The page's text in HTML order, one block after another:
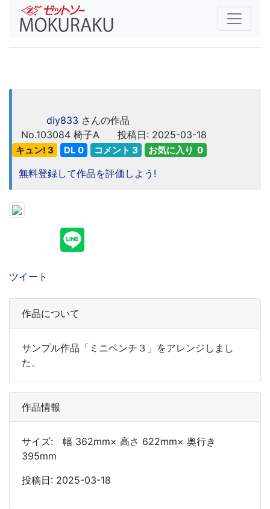
diy833 さんの作品
No.103084 椅子A 投稿日: 2025-03-18
キュン! 3 DL 0 コメント 3 お気に入り 0
無料登録して作品を評価しよう!
ツイート
作品について
サンプル作品「ミニベンチ３」をアレンジしまし
た。
作品情報
サイズ: 幅 362mm× 高さ 622mm× 奥行き
395mm
投稿日: 2025-03-18